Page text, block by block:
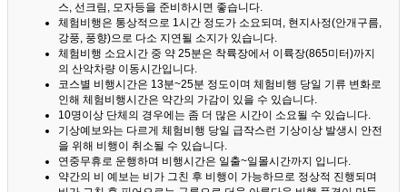
스, 선크림, 모자등을 준비하시면 좋습니다.
체험비행은 통상적으로 1시간 정도가 소요되며, 현지사정(안개구름,
강풍, 풍향)으로 다소 지연될 소지가 있습니다.
체험비행 소요시간 중 약 25분은 착륙장에서 이륙장(865미터)까지
의 산악차량 이동시간입니다.
코스별 비행시간은 13분~25분 정도이며 체험비행 당일 기류 변화로
인해 체험비행시간은 약간의 가감이 있을 수 있습니다.
10명이상 단체의 경우에는 좀 더 많은 시간이 소요될 수 있습니다.
기상예보와는 다르게 체험비행 당일 급작스런 기상이상 발생시 안전
을 위해 비행이 취소될 수 있습니다.
연중무휴로 운행하며 비행시간은 일출~일몰시간까지 입니다.
약간의 비 예보는 비가 그친 후 비행이 가능하므로 정상적 진행되며